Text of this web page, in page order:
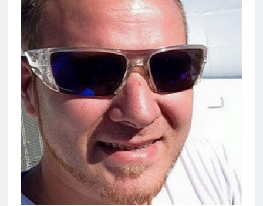
Культовые
игры